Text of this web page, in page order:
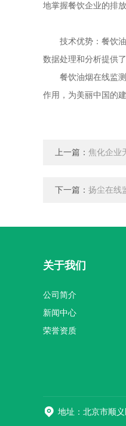
地掌握餐饮企业的排
技术优势：餐饮油
数据处理和分析提供了
餐饮油烟在线监测
作用，为美丽中国的
上一篇： 焦化企业
下一篇： 扬尘在线
关于我们
公司简介
新闻中心
荣誉资质
地址：北京市顺